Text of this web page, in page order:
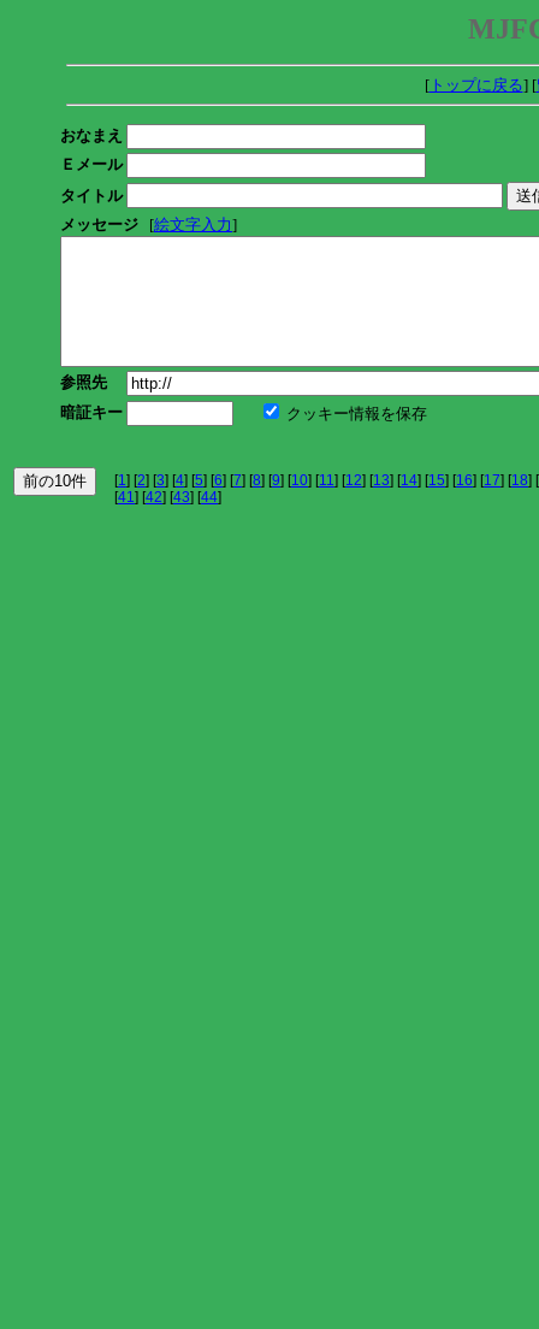
[トップに戻る] [
おなまえ
Ｅメール
タイトル
メッセージ [絵文字入力]
参照先
暗証キー
クッキー情報を保存
[1] [2] [3] [4] [5] [6] [7] [8] [9] [10] [11] [12] [13] [14] [15] [16] [17] [18] [
[41] [42] [43] [44]